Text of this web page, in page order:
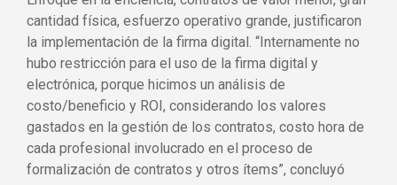
cantidad física, esfuerzo operativo grande, justificaron
la implementación de la firma digital. “Internamente no
hubo restricción para el uso de la firma digital y
electrónica, porque hicimos un análisis de
costo/beneficio y ROI, considerando los valores
gastados en la gestión de los contratos, costo hora de
cada profesional involucrado en el proceso de
formalización de contratos y otros ítems”, concluyó